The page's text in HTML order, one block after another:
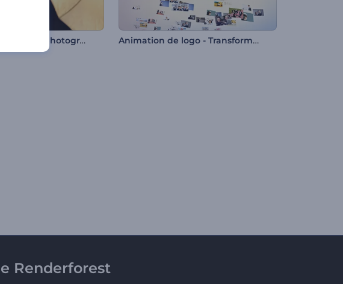
Ouverture du logo de photographe Animation de logo - Transformation de l'image
Renderforest